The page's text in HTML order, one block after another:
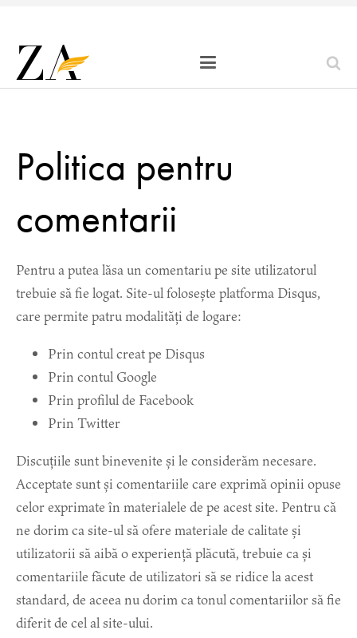
Politica pentru
comentarii
Pentru a putea lăsa un comentariu pe site utilizatorul
trebuie să fie logat. Site-ul folosește platforma Disqus,
care permite patru modalități de logare:
Prin contul creat pe Disqus
Prin contul Google
Prin profilul de Facebook
Prin Twitter
Discuțiile sunt binevenite și le considerăm necesare.
Acceptate sunt și comentariile care exprimă opinii opuse
celor exprimate în materialele de pe acest site. Pentru că
ne dorim ca site-ul să ofere materiale de calitate și
utilizatorii să aibă o experiență plăcută, trebuie ca și
comentariile făcute de utilizatori să se ridice la acest
standard, de aceea nu dorim ca tonul comentariilor să fie
diferit de cel al site-ului.